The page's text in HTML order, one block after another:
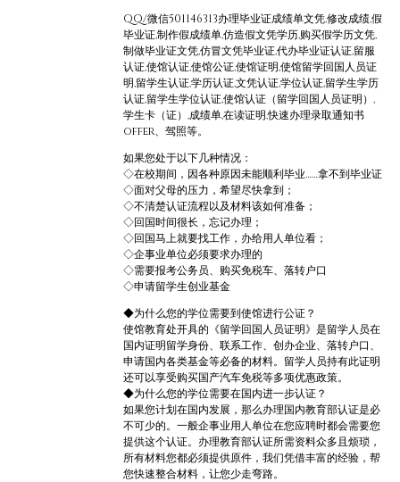
QQ/微信501146313办理毕业证成绩单文凭,修改成绩,假
毕业证,制作假成绩单,仿造假文凭学历,购买假学历文凭,
制做毕业证文凭,仿冒文凭毕业证,代办毕业证认证,留服
认证,使馆认证,使馆公证,使馆证明,使馆留学回国人员证
明,留学生认证,学历认证,文凭认证,学位认证,留学生学历
认证,留学生学位认证,使馆认证（留学回国人员证明）,
学生卡（证）,成绩单,在读证明,快速办理录取通知书
offer、驾照等。
如果您处于以下几种情况：
◇在校期间，因各种原因未能顺利毕业……拿不到毕业证
◇面对父母的压力，希望尽快拿到；
◇不清楚认证流程以及材料该如何准备；
◇回国时间很长，忘记办理；
◇回国马上就要找工作，办给用人单位看；
◇企事业单位必须要求办理的
◇需要报考公务员、购买免税车、落转户口
◇申请留学生创业基金
◆为什么您的学位需要到使馆进行公证？
使馆教育处开具的《留学回国人员证明》是留学人员在
国内证明留学身份、联系工作、创办企业、落转户口、
申请国内各类基金等必备的材料。留学人员持有此证明
还可以享受购买国产汽车免税等多项优惠政策。
◆为什么您的学位需要在国内进一步认证？
如果您计划在国内发展，那么办理国内教育部认证是必
不可少的。一般企事业用人单位在您应聘时都会需要您
提供这个认证。办理教育部认证所需资料众多且烦琐，
所有材料您都必须提供原件，我们凭借丰富的经验，帮
您快速整合材料，让您少走弯路。